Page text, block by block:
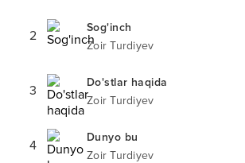
2
Sog'inch
Zoir Turdiyev
3
Do'stlar haqida
Zoir Turdiyev
4
Dunyo bu
Zoir Turdiyev